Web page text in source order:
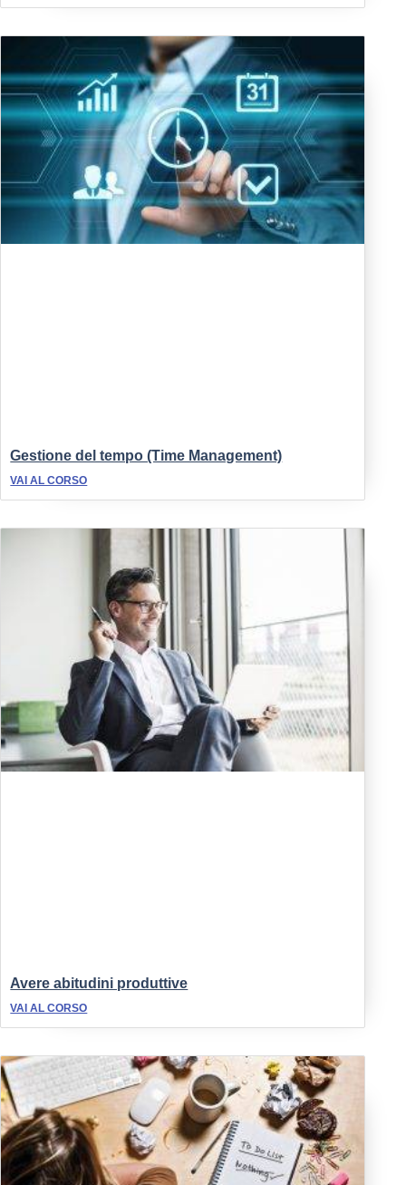
Gestione del tempo (Time Management)
VAI AL CORSO
Avere abitudini produttive
VAI AL CORSO